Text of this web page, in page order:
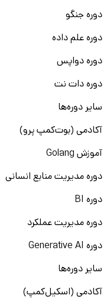
دوره جنگو
دوره علم داده
دوره دواپس
دوره دات نت
سایر دوره‌ها
آکادمی (بوت‌کمپ پرو)
آموزش Golang
دوره مدیریت منابع انسانی
دوره BI
دوره مدیریت عملکرد
دوره Generative AI
سایر دوره‌ها
آکادمی (اسکیل‌کمپ)